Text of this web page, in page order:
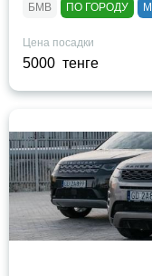
БМВ ПО ГОРОДУ
Цена посадки
5000 тенге